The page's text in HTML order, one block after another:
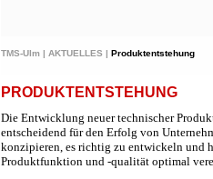
TMS-Ulm | AKTUELLES | Produktentstehung
PRODUKTENTSTEHUNG
Die Entwicklung neuer technischer
entscheidend für den Erfolg von
konzipieren, es richtig zu entwickeln und
Produktfunktion und -qualität optimal